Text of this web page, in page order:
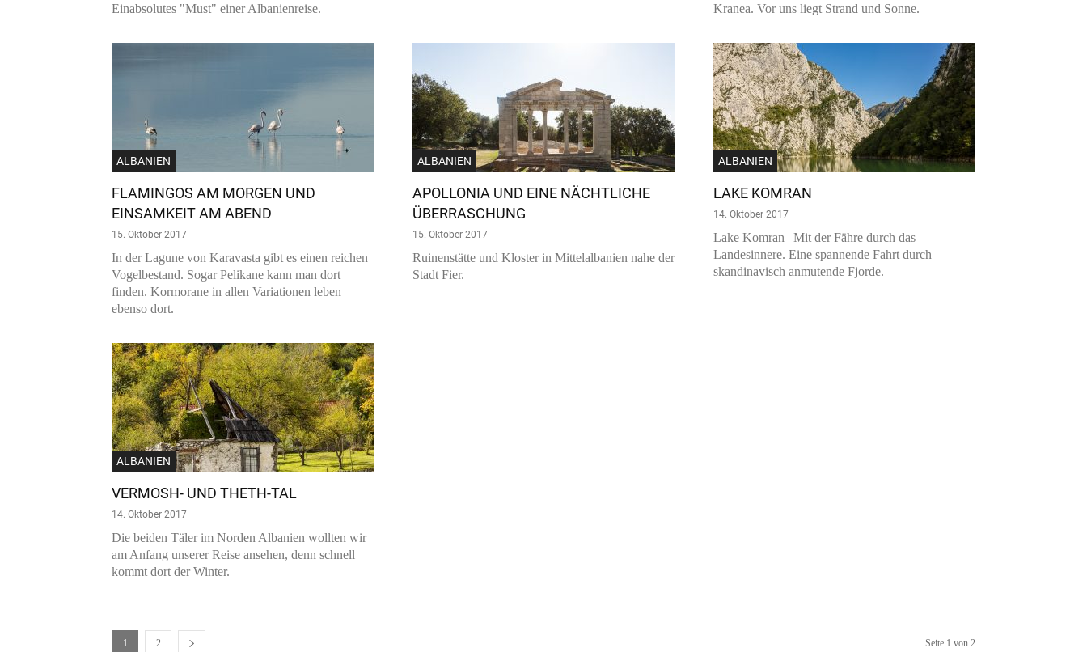
Einabsolutes "Must" einer Albanienreise.
Kranea. Vor uns liegt Strand und Sonne.
ALBANIEN
FLAMINGOS AM MORGEN UND
EINSAMKEIT AM ABEND
15. Oktober 2017
In der Lagune von Karavasta gibt es einen reichen
Vogelbestand. Sogar Pelikane kann man dort
finden. Kormorane in allen Variationen leben
ebenso dort.
ALBANIEN
APOLLONIA UND EINE NÄCHTLICHE
ÜBERRASCHUNG
15. Oktober 2017
Ruinenstätte und Kloster in Mittelalbanien nahe der
Stadt Fier.
ALBANIEN
LAKE KOMRAN
14. Oktober 2017
Lake Komran | Mit der Fähre durch das
Landesinnere. Eine spannende Fahrt durch
skandinavisch anmutende Fjorde.
ALBANIEN
VERMOSH- UND THETH-TAL
14. Oktober 2017
Die beiden Täler im Norden Albanien wollten wir
am Anfang unserer Reise ansehen, denn schnell
kommt dort der Winter.
1 2 Seite 1 von 2